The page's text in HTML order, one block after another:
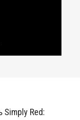
Simply Red: